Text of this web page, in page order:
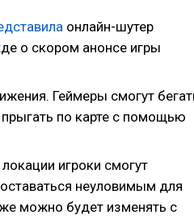
онлайн-шутер
о скором анонсе игры
Геймеры смогут
по карте с помощью
игроки смогут
неуловимым для
можно будет изменять с